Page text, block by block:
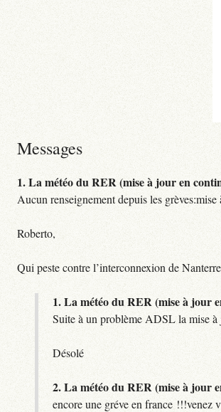
Messages
1.La météo du RER (mise à jour en
Aucun renseignement depuis les
Roberto,
Qui peste contre l’interconnexion de
1.La météo du RER (mise à jour
Suite à un problème ADSL la mise à
Désolé
2.La météo du RER (mise à jour
encore une gréve en france !!!venez